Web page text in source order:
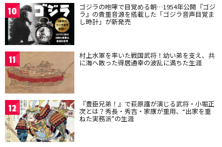
10 ゴジラの咆哮で目覚める朝…1954年公開『ゴジ
ラ』の貴重音源を搭載した「ゴジラ音声目覚ま
し時計」が新発売
11 村上水軍を率いた戦国武将！幼い弟を支え、共
に海へ散った得居通幸の波乱に満ちた生涯
12 『豊臣兄弟！』で萩原護が演じる武将・小堀正
次とは？秀長・秀吉・家康が重用、“出家を重
ねた実務派”の生涯